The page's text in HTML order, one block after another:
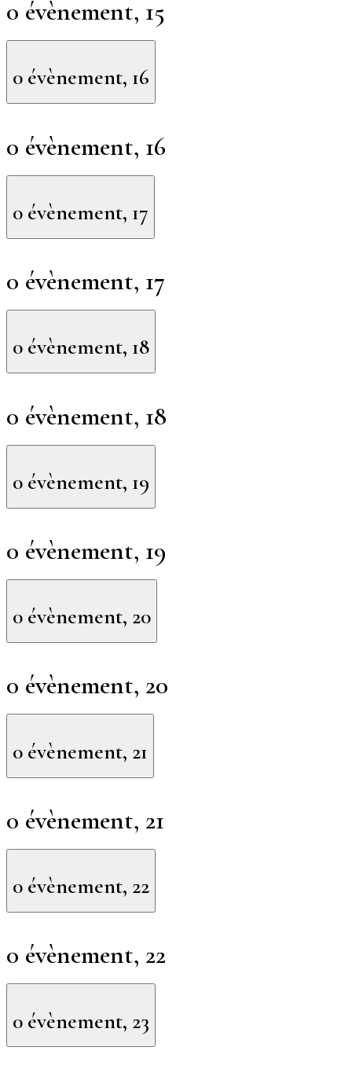
0 évènement, 15
0 évènement, 16
0 évènement, 16
0 évènement, 17
0 évènement, 17
0 évènement, 18
0 évènement, 18
0 évènement, 19
0 évènement, 19
0 évènement, 20
0 évènement, 20
0 évènement, 21
0 évènement, 21
0 évènement, 22
0 évènement, 22
0 évènement, 23